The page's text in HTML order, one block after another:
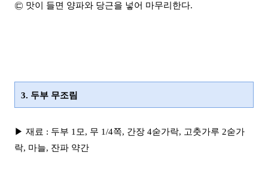
㉢ 맛이 들면 양파와 당근을 넣어 마무리한다.
3. 두부 무조림
▶ 재료 : 두부 1모, 무 1/4쪽, 간장 4숟가락, 고춧가루 2숟가
락, 마늘, 잔파 약간